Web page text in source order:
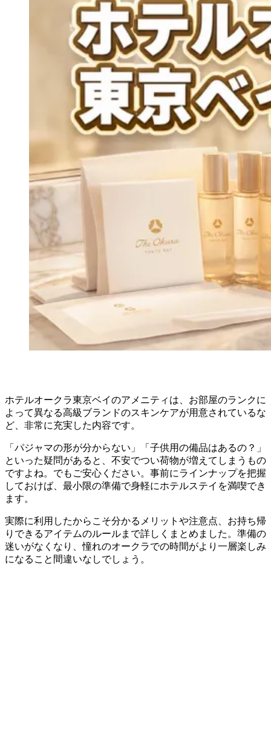
ホテルオークラ東京ベイのアメニティは、お部屋のランクに
よって異なる高級ブランドのスキンケアが用意されているな
ど、非常に充実した内容です。
「パジャマの形が分からない」「子供用の備品はあるの？」
といった疑問があると、不安でつい荷物が増えてしまうもの
ですよね。でもご安心ください。事前にラインナップを把握
しておけば、最小限の準備で身軽にホテルステイを満喫でき
ます。
実際に利用したからこそ分かるメリットや注意点、お持ち帰
りできるアイテムのルールまで詳しくまとめました。準備の
迷いがなくなり、憧れのオークラでの時間がより一層楽しみ
になること間違いなしでしょう。